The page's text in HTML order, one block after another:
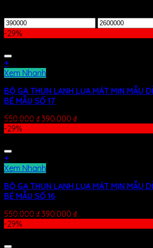
-29%
+
Xem Nhanh
BỘ GA THUN LẠNH LỤA MÁT MỊN MẪU
BÉ MẪU SỐ 17
550.000 ₫ 390.000 ₫
-29%
+
Xem Nhanh
BỘ GA THUN LẠNH LỤA MÁT MỊN MẪU
BÉ MẪU SỐ 16
550.000 ₫ 390.000 ₫
-29%